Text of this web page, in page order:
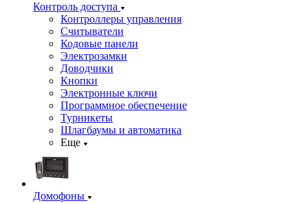
Контроль доступа
Контроллеры управления
Считыватели
Кодовые панели
Электрозамки
Доводчики
Кнопки
Электронные ключи
Программное обеспечение
Турникеты
Шлагбаумы и автоматика
Еще
Домофоны